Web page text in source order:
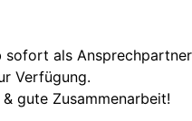
sofort als
Verfügung.
gute Zusammenarbeit!